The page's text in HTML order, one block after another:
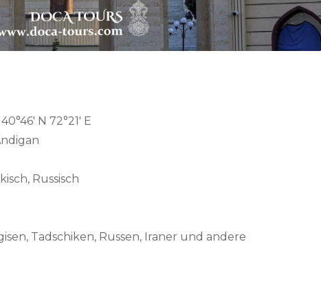
40°46' N 72°21' E
Russisch
Tadschiken, Russen, Iraner und andere